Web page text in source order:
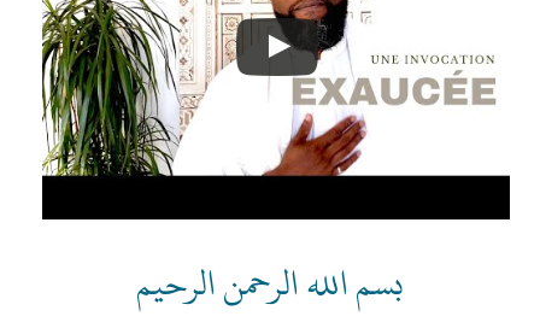
بسم الله الرحمن الرحيم